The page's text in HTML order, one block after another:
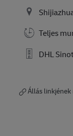
Teljes
DHL
Állás linkjének